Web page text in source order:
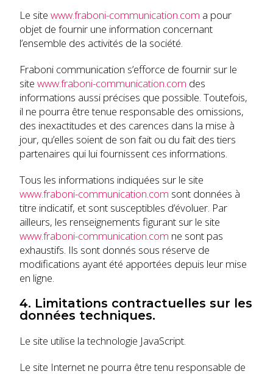
Le sitewww.fraboni-communication.com a pour
objet de fournir une information concernant
l’ensemble des activités de la société.
Fraboni communication s’efforce de fournir sur le
sitewww.fraboni-communication.com des
informations aussi précises que possible. Toutefois,
il ne pourra être tenue responsable des omissions,
des inexactitudes et des carences dans la mise à
jour, qu’elles soient de son fait ou du fait des tiers
partenaires qui lui fournissent ces informations.
Tous les informations indiquées sur le site
www.fraboni-communication.com sont données à
titre indicatif, et sont susceptibles d’évoluer. Par
ailleurs, les renseignements figurant sur le site
www.fraboni-communication.com ne sont pas
exhaustifs. Ils sont donnés sous réserve de
modifications ayant été apportées depuis leur mise
en ligne.
4. Limitations contractuelles sur les
données techniques.
Le site utilise la technologie JavaScript.
Le site Internet ne pourra être tenu responsable de